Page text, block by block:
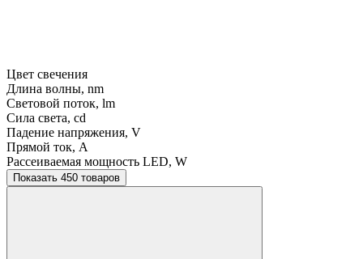
Цвет свечения
Длина волны, nm
Световой поток, lm
Сила света, cd
Падение напряжения, V
Прямой ток, A
Рассеиваемая мощность LED, W
Показать 450 товаров